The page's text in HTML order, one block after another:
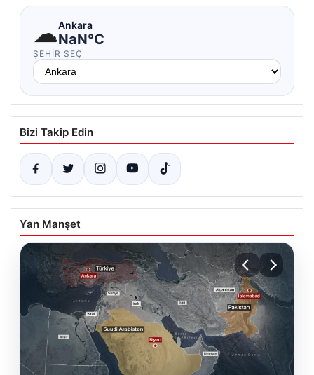
☁Ankara
NaN°C
ŞEHIR SEÇ
Bizi Takip Edin
Yan Manşet